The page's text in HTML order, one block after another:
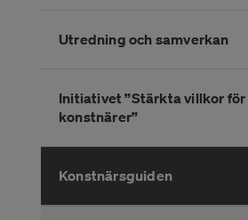
överUtredning och samverkan
Initiativet ”Stärkta villkor för
konstnärer”
Konstnärsguiden